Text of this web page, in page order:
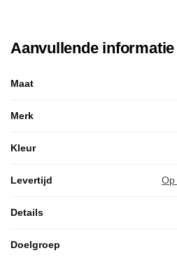
Aanvullende informatie
Maat
Merk
Kleur
Levertijd Op
Details
Doelgroep